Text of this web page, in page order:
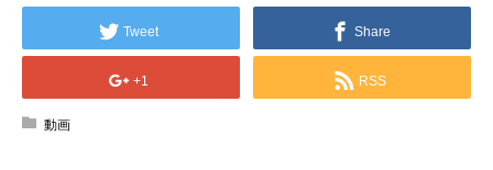
Tweet Share
+1 RSS
動画